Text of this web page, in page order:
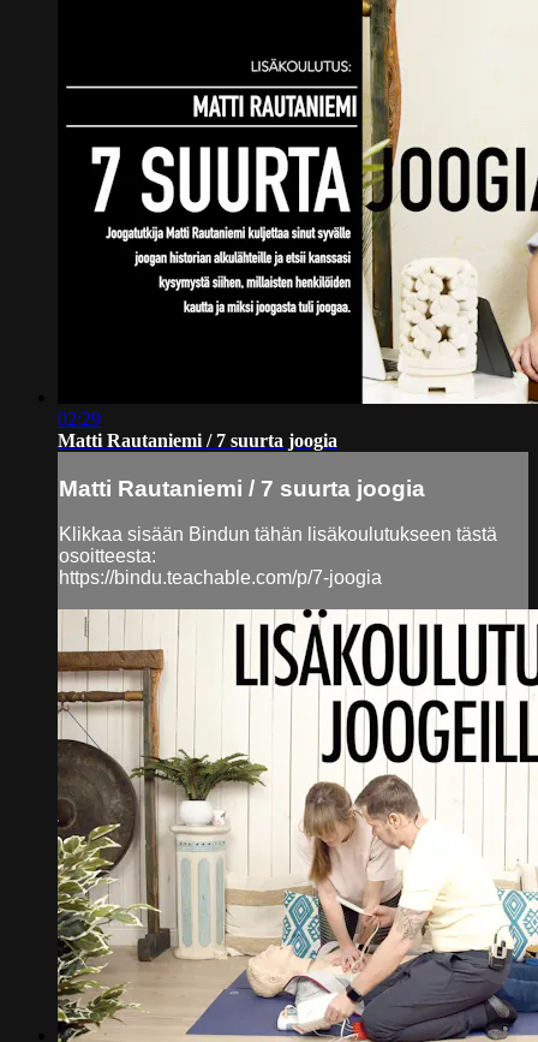
02:29
Matti Rautaniemi / 7 suurta joogia
Matti Rautaniemi / 7 suurta joogia
Klikkaa sisään Bindun tähän lisäkoulutukseen tästä
osoitteesta:
https://bindu.teachable.com/p/7-joogia